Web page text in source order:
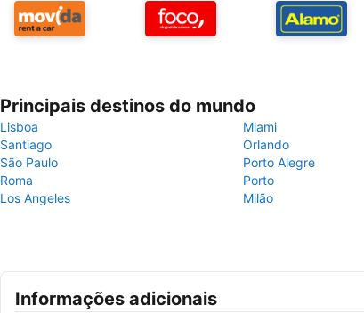
Principais destinos do mundo
Lisboa
Miami
Santiago
Orlando
São Paulo
Porto Alegre
Roma
Porto
Los Angeles
Milão
Informações adicionais